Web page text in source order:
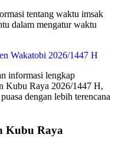
tentang waktu imsak
dalam mengatur waktu
Wakatobi 2026/1447 H
informasi lengkap
Kubu Raya 2026/1447 H,
dengan lebih terencana
Kubu Raya